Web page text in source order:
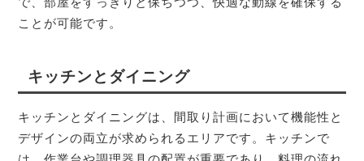
ことが可能です。
キッチンとダイニング
キッチンとダイニングは、間取り計画において機能性と
デザインの両立が求められるエリアです。キッチンで